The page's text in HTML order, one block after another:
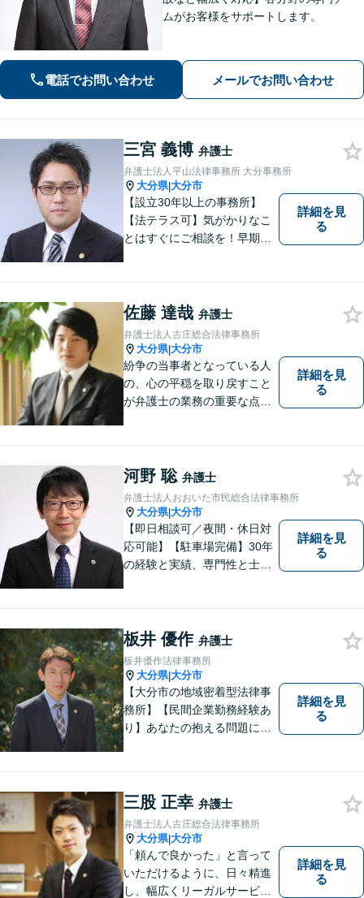
ムがお客様をサポートします。
電話でお問い合わせ メールでお問い合わせ
三宮 義博 弁護士
弁護士法人平山法律事務所 大分事務所
大分県|大分市
【設立30年以上の事務所】
【法テラス可】気がかりなこ
とはすぐにご相談を！早期対
など幅広い問題に柔軟に対応
いたします。【駐車場あり】
詳細を見
る
佐藤 達哉 弁護士
弁護士法人古庄総合法律事務所
大分県|大分市
紛争の当事者となっている人
の、心の平穏を取り戻すこと
が弁護士の業務の重要な点と
詳細を見
る
河野 聡 弁護士
弁護士法人おおいた市民総合法律事務所
大分県|大分市
【即日相談可／夜間・休日対
応可能】【駐車場完備】30年
の経験と実績、専門性と士業
ニーズに応えます。常に市民
に身近で親しみやすい弁護士
であり続けます。
詳細を見
る
板井 優作 弁護士
板井優作法律事務所
大分県|大分市
【大分市の地域密着型法律事
務所】【民間企業勤務経験あ
り】あなたの抱える問題に、
もに対応可！お気軽にご相談
ください。【英語対応◎】
詳細を見
る
三股 正幸 弁護士
弁護士法人古庄総合法律事務所
大分県|大分市
「頼んで良かった」と言って
いただけるように、日々精進
し、幅広くリーガルサービス
詳細を見
る